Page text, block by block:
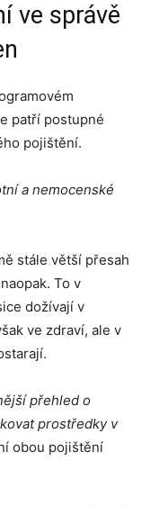
ve správě
patří postupné
pojištění.
a nemocenské
stále větší přesah
To v
dožívají v
ve zdraví, ale v
přehled o
prostředky v
obou pojištění